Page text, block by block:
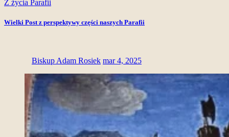
Z życia Parafii
Wielki Post z perspektywy części naszych Parafii
Biskup Adam Rosiek mar 4, 2025